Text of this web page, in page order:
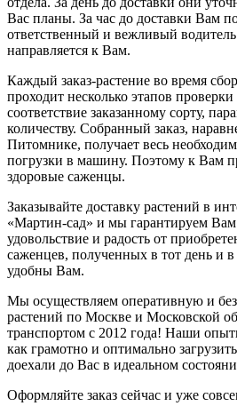
Вас планы. За час до доставки Вам
ответственный и вежливый
направляется к Вам.
Каждый заказ-растение во время
проходит несколько этапов
соответствие заказанному сорту,
количеству. Собранный заказ,
Питомнике, получает весь
погрузки в машину. Поэтому к Вам
здоровые саженцы.
Заказывайте доставку растений в
«Мартин-сад» и мы гарантируем
удовольствие и радость от
саженцев, полученных в тот день и
удобны Вам.
Мы осуществляем оперативную и
растений по Москве и Московской
транспортом с 2012 года! Наши
как грамотно и оптимально
доехали до Вас в идеальном
Оформляйте заказ сейчас и уже